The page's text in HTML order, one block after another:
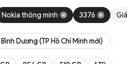
Nokia thông minh 3376 Giá
Bình Dương (TP Hồ Chí Minh mới)